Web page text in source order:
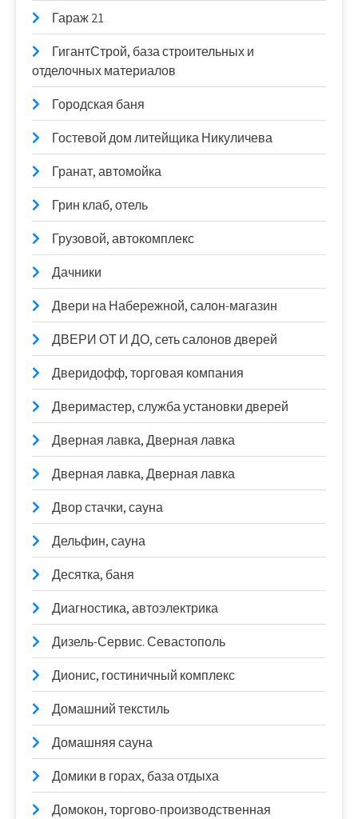
Гараж 21
ГигантСтрой, база строительных и
отделочных материалов
Городская баня
Гостевой дом литейщика Никуличева
Гранат, автомойка
Грин клаб, отель
Грузовой, автокомплекс
Дачники
Двери на Набережной, салон-магазин
ДВЕРИ ОТ И ДО, сеть салонов дверей
Дверидофф, торговая компания
Дверимастер, служба установки дверей
Дверная лавка, Дверная лавка
Дверная лавка, Дверная лавка
Двор стачки, сауна
Дельфин, сауна
Десятка, баня
Диагностика, автоэлектрика
Дизель-Сервис. Севастополь
Дионис, гостиничный комплекс
Домашний текстиль
Домашняя сауна
Домики в горах, база отдыха
Домокон, торгово-производственная